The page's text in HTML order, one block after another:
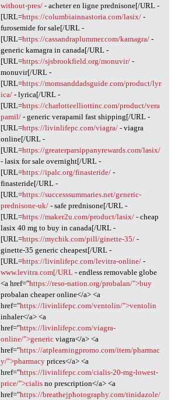
without-pres/- acheter en ligne prednisone[/URL -
[URL=https://columbiainnastoria.com/lasix/-
furosemide for sale[/URL -
[URL=https://cassandraplummer.com/kamagra/-
generic kamagra in canada[/URL -
[URL=https://sjsbrookfield.org/monuvir/-
monuvir[/URL -
[URL=https://momsanddadsguide.com/product/lyr
ica/- lyrica[/URL -
[URL=https://charlotteelliottinc.com/product/vera
pamil/- generic verapamil fast shipping[/URL -
[URL=https://livinlifepc.com/viagra/- viagra
online[/URL -
[URL=https://greaterparsippanyrewards.com/lasix/
- lasix for sale overnight[/URL -
[URL=https://ipalc.org/finasteride/-
finasteride[/URL -
[URL=https://successsummaries.net/generic-
prednisone-uk/- safe prednisone[/URL -
[URL=https://maker2u.com/product/lasix/- cheap
lasix 40 mg to buy in canada[/URL -
[URL=https://mychik.com/pill/ginette-35/-
ginette-35 generic cheapest[/URL -
[URL=https://livinlifepc.com/levitra-online/-
www.levitra.com[/URL- endless removable globe
<a href="https://reso-nation.org/probalan/">buy
probalan cheaper online</a> <a
href="https://livinlifepc.com/ventolin/">ventolin
inhaler</a> <a
href="https://livinlifepc.com/viagra-
online/">genericviagra</a> <a
href="https://atplearningpromo.com/item/pharmac
y/">pharmacyprices</a> <a
href="https://livinlifepc.com/cialis-20-mg-lowest-
price/">cialisno prescription</a> <a
href="https://breathejphotography.com/tinidazole/